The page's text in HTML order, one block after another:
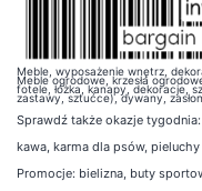
Meble, wyposażenie wnętrz,
Meble ogrodowe, krzesła
fotele, łóżka, kanapy, dekoracje,
zastawy, sztućce), dywany,
Sprawdź także okazje tygodnia:
kawa, karma dla psów,
Promocje: bielizna, buty